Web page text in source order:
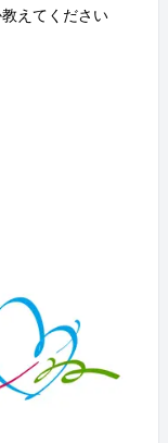
えてください